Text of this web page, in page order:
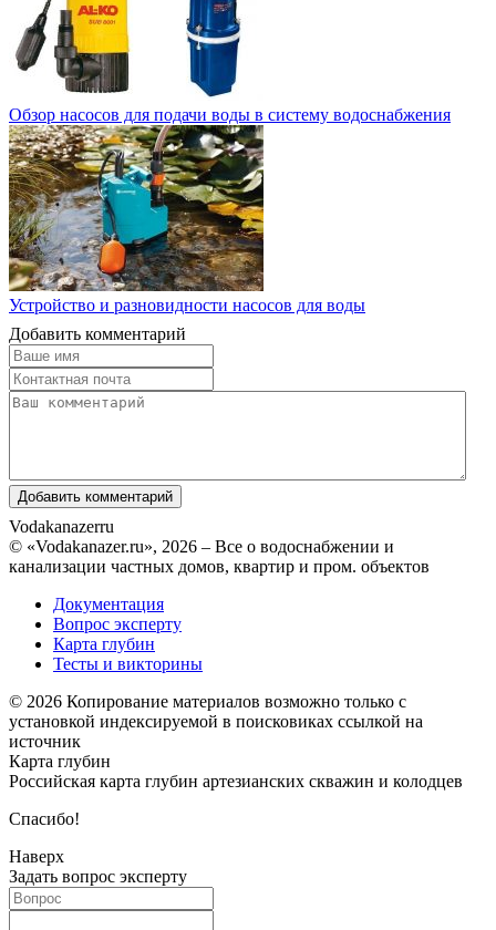
Обзор насосов для подачи воды в систему водоснабжения
Устройство и разновидности насосов для воды
Добавить комментарий
Vodakanazerru
© «Vodakanazer.ru», 2026 – Все о водоснабжении и
канализации частных домов, квартир и пром. объектов
Документация
Вопрос эксперту
Карта глубин
Тесты и викторины
© 2026 Копирование материалов возможно только с
установкой индексируемой в поисковиках ссылкой на
источник
Карта глубин
Российская карта глубин артезианских скважин и колодцев
Спасибо!
Наверх
Задать вопрос эксперту